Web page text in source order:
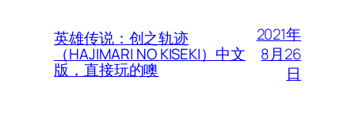
英雄传说：创之轨迹
（HAJIMARI NO KISEKI）中文
版，直接玩的噢
2021年
8月26
日